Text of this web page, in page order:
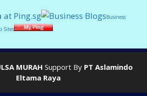
at Ping.sg
Business
Sites
MURAH Support By PT Aslamindo
Eltama Raya